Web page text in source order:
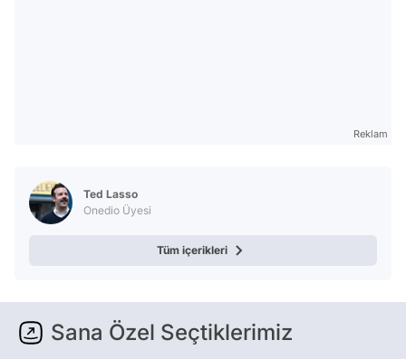
Reklam
Ted Lasso
Onedio Üyesi
Tüm içerikleri
Sana Özel Seçtiklerimiz